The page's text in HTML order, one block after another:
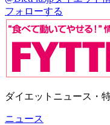
フォローする
ダイエットニュース・
ニュース